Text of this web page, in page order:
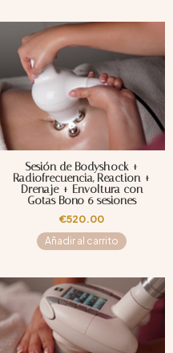
Sesión de Bodyshock +
Radiofrecuencia, Reaction +
Drenaje + Envoltura con
Gotas Bono 6 sesiones
€520.00
Añadir al carrito